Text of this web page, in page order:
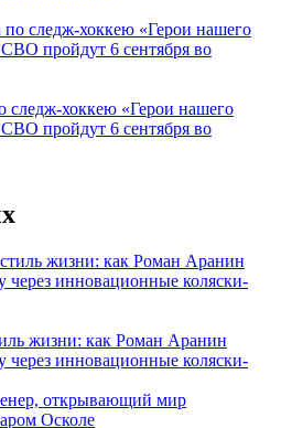
хоккею «Герои нашего
пройдут 6 сентября во
жизни: как Роман Аранин
через инновационные коляски-